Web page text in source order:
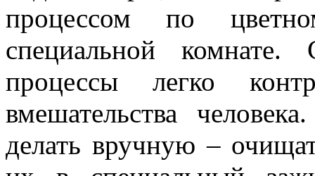
процессом по
специальной
процессы легко
вмешательства
делать вручную –